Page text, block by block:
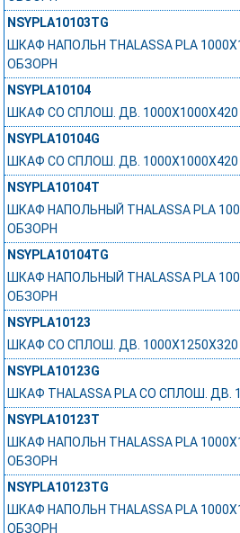
NSYPLA10103TG
ШКАФ НАПОЛЬН THALASSA PLA
ОБЗОРН
NSYPLA10104
ШКАФ СО СПЛОШ. ДВ. 1000Х1000Х420
NSYPLA10104G
ШКАФ СО СПЛОШ. ДВ. 1000Х1000Х420
NSYPLA10104T
ШКАФ НАПОЛЬНЫЙ THALASSA PLA
ОБЗОРН
NSYPLA10104TG
ШКАФ НАПОЛЬНЫЙ THALASSA PLA
ОБЗОРН
NSYPLA10123
ШКАФ СО СПЛОШ. ДВ. 1000Х1250Х320
NSYPLA10123G
ШКАФ THALASSA PLA СО СПЛОШ. ДВ.
NSYPLA10123T
ШКАФ НАПОЛЬН THALASSA PLA
ОБЗОРН
NSYPLA10123TG
ШКАФ НАПОЛЬН THALASSA PLA
ОБЗОРН